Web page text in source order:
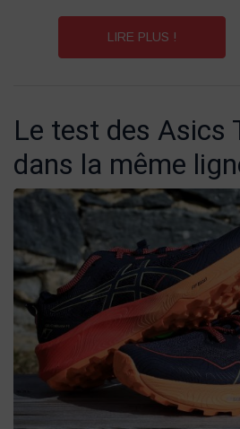
LIRE PLUS !
Le test des Asics
dans la même